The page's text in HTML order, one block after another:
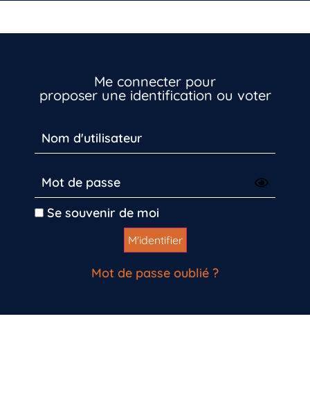
Me connecter pour
proposer une identification ou voter
Se souvenir de moi
Mot de passe oublié ?